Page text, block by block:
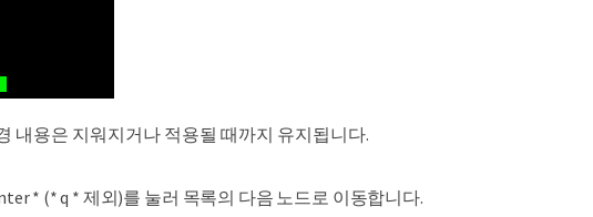
내용은 지워지거나 적용될 때까지 유지됩니다.
* (* q * 제외)를 눌러 목록의 다음 노드로 이동합니다.